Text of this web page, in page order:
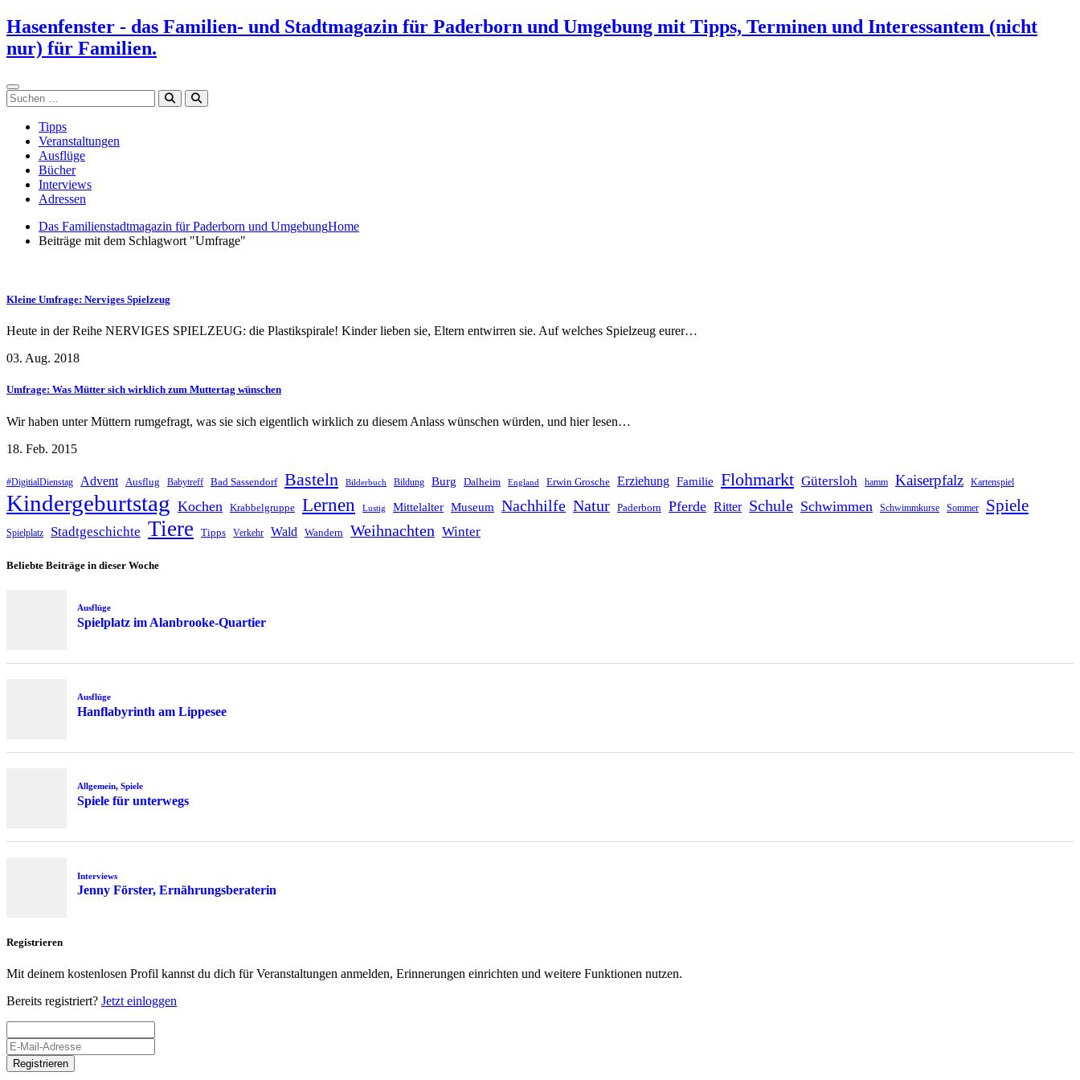
Zum
Inhalt
springen
Hasenfenster - das Familien- und Stadtmagazin für Paderborn und Umgebung mit Tipps, Terminen und Interessantem (nicht
nur) für Familien.
Suchen
Tipps
Veranstaltungen
Ausflüge
Bücher
Interviews
Adressen
Das Familienstadtmagazin für Paderborn und UmgebungHome
Beiträge mit dem Schlagwort "Umfrage"
Kleine Umfrage: Nerviges Spielzeug
Heute in der Reihe NERVIGES SPIELZEUG: die Plastikspirale! Kinder lieben sie, Eltern entwirren sie. Auf welches Spielzeug eurer…
03. Aug. 2018
Umfrage: Was Mütter sich wirklich zum Muttertag wünschen
Wir haben unter Müttern rumgefragt, was sie sich eigentlich wirklich zu diesem Anlass wünschen würden, und hier lesen…
18. Feb. 2015
#DigitialDienstag Advent Ausflug Babytreff Bad Sassendorf Basteln Bilderbuch Bildung Burg Dalheim England Erwin Grosche Erziehung Familie Flohmarkt Gütersloh hamm Kaiserpfalz Kartenspiel
Kindergeburtstag Kochen Krabbelgruppe Lernen Lustig Mittelalter Museum Nachhilfe Natur Paderborn Pferde Ritter Schule Schwimmen Schwimmkurse Sommer Spiele
Spielplatz Stadtgeschichte Tiere Tipps Verkehr Wald Wandern Weihnachten Winter
Beliebte Beiträge in dieser Woche
Ausflüge
Spielplatz im Alanbrooke-Quartier
Ausflüge
Hanflabyrinth am Lippesee
Allgemein, Spiele
Spiele für unterwegs
Interviews
Jenny Förster, Ernährungsberaterin
Registrieren
Mit deinem kostenlosen Profil kannst du dich für Veranstaltungen anmelden, Erinnerungen einrichten und weitere Funktionen nutzen.
Bereits registriert? Jetzt einloggen
Registrieren